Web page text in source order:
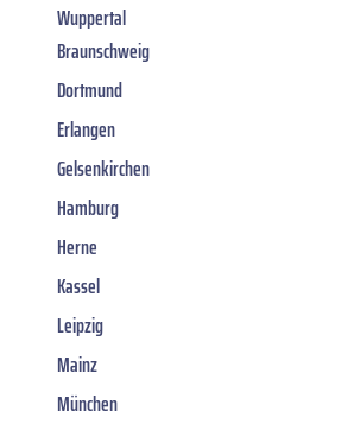
Wuppertal
Braunschweig
Dortmund
Erlangen
Gelsenkirchen
Hamburg
Herne
Kassel
Leipzig
Mainz
München